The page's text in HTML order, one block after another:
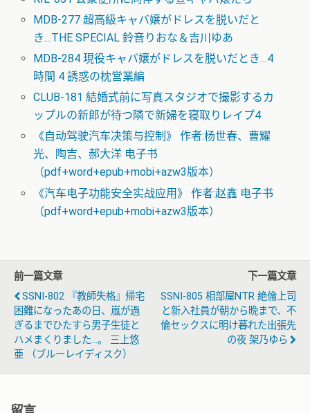
MDB-277 超高級キャバ嬢がドレスを脱いだと
き…THE SPECIAL 鈴音りおな＆吉川ゆあ
MDB-284 現役キャバ嬢がドレスを脱いだとき…4
時間 4 誘惑の枕営業編
CLUB-181 結婚式前に写真スタジオで撮影するカ
ップルの新郎が待つ隣で新婦を寝取りレイプ4
《自动驾驶汽车决策与控制》 作者:杨世春、曹耀
光、陶吉、郝大洋 电子书
（pdf+word+epub+mobi+azw3版本）
《汽车电子功能安全实战应用》 作者:赵鑫 电子书
（pdf+word+epub+mobi+azw3版本）
前一篇文章
SSNI-802 『教師失格』帰宅
困難になったあの日、嵐が過
ぎるまでひたすら男子生徒と
ハメまくりました…。 三上悠
亜 （ブルーレイディスク）
下一篇文章
SSNI-805 相部屋NTR 絶倫上司
と新入社員が朝から晩まで、不
倫セックスに明け暮れた出張先
の夜 架乃ゆら